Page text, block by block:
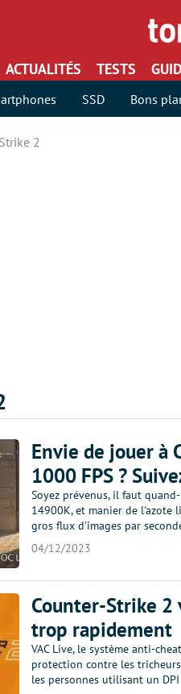
ACTUALITÉS TESTS
SSD Bons
2
Envie de jouer à
1000 FPS ?
Soyez prévenus, il faut
14900K, et manier de l'azote
gros flux d'images par
04/12/2023
Counter-Strike 2
trop rapidement
VAC Live, le système anti-
protection contre les
les personnes utilisant un